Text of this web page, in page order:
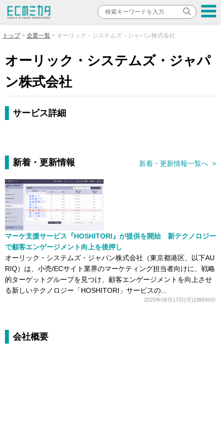
トップ 企業一覧 オーリック・システムズ・ジャパン株式会社
オーリック・システムズ・ジャパ
ン株式会社
サービス詳細
新着・更新情報 新着・更新情報一覧へ >
マーケ支援サービス『HOSHITORI』が提供を開始 新テクノロジー
で顧客エンゲージメント向上を後押し
オーリック・システムズ・ジャパン株式会社（東京都港区、以下AU
RIQ）は、小売/ECサイト業界のマーケティング担当者向けに、戦略
的ターゲットグループを見つけ、顧客エンゲージメントを向上させ
る新しいテクノロジー「HOSHITORI」サービスの...
2020年08月17日(月)18時00分
会社概要